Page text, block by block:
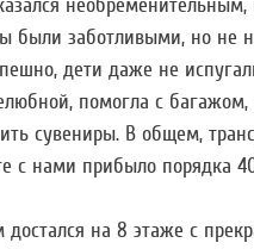
были заботливыми, но не
дети даже не
помогла с багажом,
сувениры. В общем,
с нами прибыло порядка
достался на 8 этаже с